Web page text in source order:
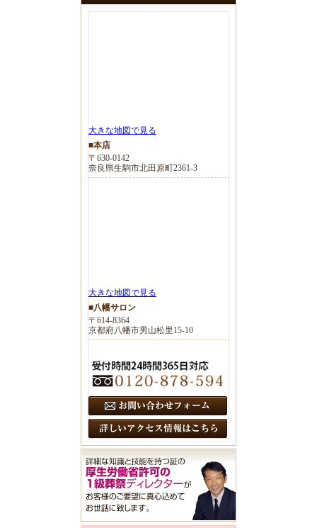
大きな地図で見る
■本店
〒630-0142
奈良県生駒市北田原町2361-3
大きな地図で見る
■八幡サロン
〒614-8364
京都府八幡市男山松里15-10